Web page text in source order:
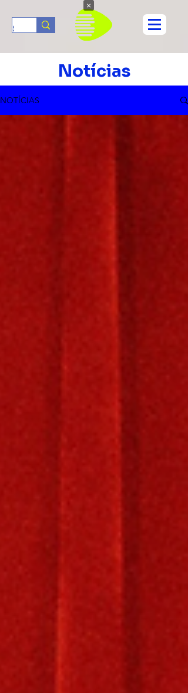
Notícias
NOTÍCIAS
×